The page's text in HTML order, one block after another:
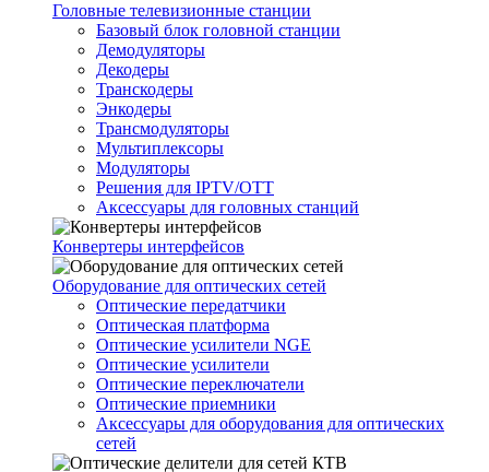
Головные телевизионные станции
Базовый блок головной станции
Демодуляторы
Декодеры
Транскодеры
Энкодеры
Трансмодуляторы
Мультиплексоры
Модуляторы
Решения для IPTV/OTT
Аксессуары для головных станций
Конвертеры интерфейсов
Оборудование для оптических сетей
Оптические передатчики
Оптическая платформа
Оптические усилители NGE
Оптические усилители
Оптические переключатели
Оптические приемники
Аксессуары для оборудования для оптических
сетей